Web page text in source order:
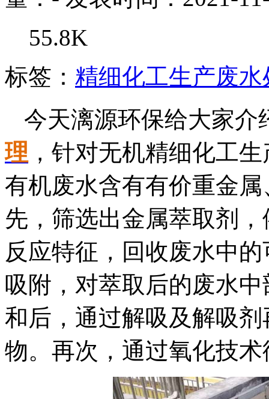
55.8K
标签： 精细化工生产废水
今天漓源环保给大家介
理 ，针对无机精细化工
有机废水含有有价重金
先，筛选出金属萃取剂
反应特征，回收废水中
吸附，对萃取后的废水
和后，通过解吸及解吸
物。再次，通过氧化技